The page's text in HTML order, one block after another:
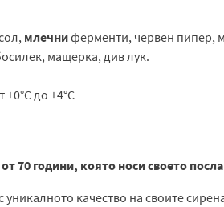
млечниферменти, червен пипер,
мащерка, див лук.
до +4°C
70 години, която носи своето
с уникалното качество на своите